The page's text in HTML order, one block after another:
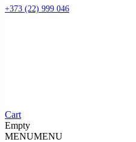
+373 (22) 999 046
Cart
Empty
MENUMENU